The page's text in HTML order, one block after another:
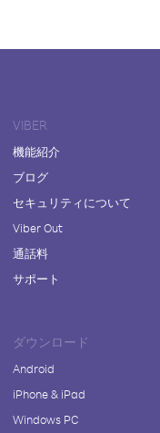
VIBER
機能紹介
ブログ
セキュリティについて
Viber Out
通話料
サポート
ダウンロード
Android
iPhone & iPad
Windows PC